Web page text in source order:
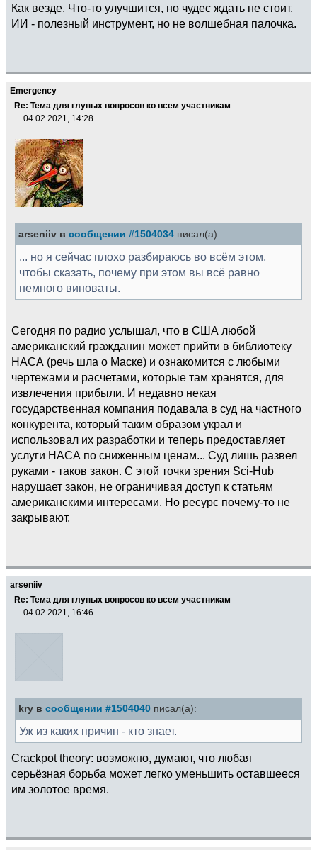
Как везде. Что-то улучшится, но чудес ждать не стоит.
ИИ - полезный инструмент, но не волшебная палочка.
Emergency
Re: Тема для глупых вопросов ко всем участникам
04.02.2021, 14:28
arseniiv в сообщении #1504034 писал(а):
... но я сейчас плохо разбираюсь во всём этом,
чтобы сказать, почему при этом вы всё равно
немного виноваты.
Сегодня по радио услышал, что в США любой
американский гражданин может прийти в библиотеку
НАСА (речь шла о Маске) и ознакомится с любыми
чертежами и расчетами, которые там хранятся, для
извлечения прибыли. И недавно некая
государственная компания подавала в суд на частного
конкурента, который таким образом украл и
использовал их разработки и теперь предоставляет
услуги НАСА по сниженным ценам... Суд лишь развел
руками - таков закон. С этой точки зрения Sci-Hub
нарушает закон, не ограничивая доступ к статьям
американскими интересами. Но ресурс почему-то не
закрывают.
arseniiv
Re: Тема для глупых вопросов ко всем участникам
04.02.2021, 16:46
kry в сообщении #1504040 писал(а):
Уж из каких причин - кто знает.
Crackpot theory: возможно, думают, что любая
серьёзная борьба может легко уменьшить оставшееся
им золотое время.